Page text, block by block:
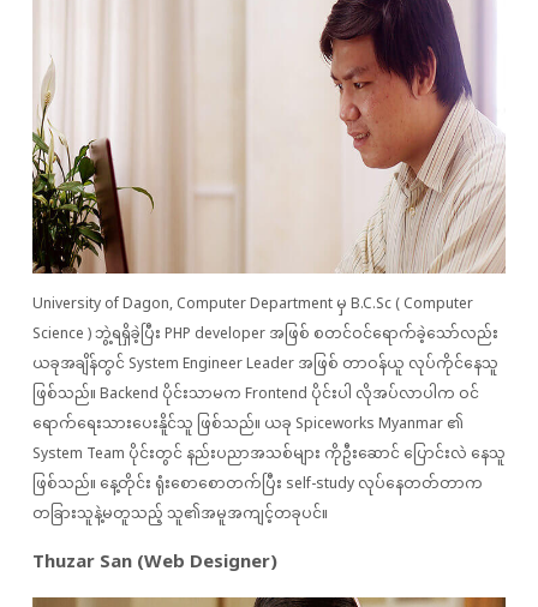
University of Dagon, Computer Department မှ B.C.Sc ( Computer
Science ) ဘွဲ့ရရှိခဲ့ပြီး PHP developer အဖြစ် စတင်ဝင်ရောက်ခဲ့သော်လည်း
ယခုအချိန်တွင် System Engineer Leader အဖြစ် တာဝန်ယူ လုပ်ကိုင်နေသူ
ဖြစ်သည်။ Backend ပိုင်းသာမက Frontend ပိုင်းပါ လိုအပ်လာပါက ဝင်
ရောက်ရေးသားပေးနိူင်သူ ဖြစ်သည်။ ယခု Spiceworks Myanmar ၏
System Team ပိုင်းတွင် နည်းပညာအသစ်များ ကိုဦးဆောင် ပြောင်းလဲ နေသူ
ဖြစ်သည်။ နေ့တိုင်း ရုံးစောစောတက်ပြီး self-study လုပ်နေတတ်တာက
တခြားသူနဲ့မတူသည့် သူ၏အမူအကျင့်တခုပင်။
Thuzar San (Web Designer)